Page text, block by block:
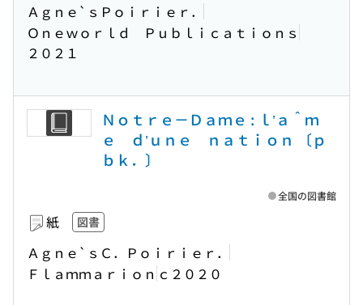
Ａｇｎｅ`ｓＰｏｉｒｉｅｒ．
Ｏｎｅｗｏｒｌｄ Ｐｕｂｌｉｃａｔｉｏｎｓ
２０２１
Ｎｏｔｒｅ－Ｄａｍｅ : ｌ’ａ＾ｍ
ｅ ｄ’ｕｎｅ ｎａｔｉｏｎ 〔ｐ
ｂｋ．〕
紙 図書
Ａｇｎｅ`ｓＣ．Ｐｏｉｒｉｅｒ．
Ｆｌａｍｍａｒｉｏｎ ｃ２０２０
全国の図書館